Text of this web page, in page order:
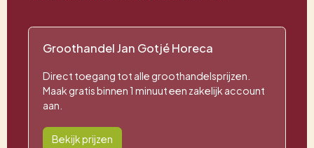
Groothandel Jan Gotjé Horeca
Direct toegang tot alle groothandelsprijzen.
Maak gratis binnen 1 minuut een zakelijk account
aan.
Bekijk prijzen